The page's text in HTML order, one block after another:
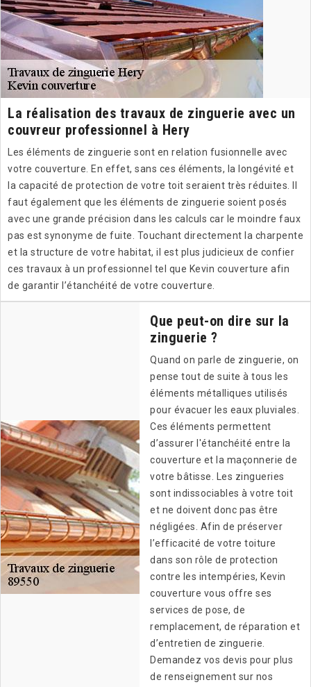
La réalisation des travaux de zinguerie avec un
couvreur professionnel à Hery
Les éléments de zinguerie sont en relation fusionnelle avec
votre couverture. En effet, sans ces éléments, la longévité et
la capacité de protection de votre toit seraient très réduites. Il
faut également que les éléments de zinguerie soient posés
avec une grande précision dans les calculs car le moindre faux
pas est synonyme de fuite. Touchant directement la charpente
et la structure de votre habitat, il est plus judicieux de confier
ces travaux à un professionnel tel que Kevin couverture afin
de garantir l’étanchéité de votre couverture.
Que peut-on dire sur la
zinguerie ?
Quand on parle de zinguerie, on
pense tout de suite à tous les
éléments métalliques utilisés
pour évacuer les eaux pluviales.
Ces éléments permettent
d’assurer l'étanchéité entre la
couverture et la maçonnerie de
votre bâtisse. Les zingueries
sont indissociables à votre toit
et ne doivent donc pas être
négligées. Afin de préserver
l’efficacité de votre toiture
dans son rôle de protection
contre les intempéries, Kevin
couverture vous offre ses
services de pose, de
remplacement, de réparation et
d’entretien de zinguerie.
Demandez vos devis pour plus
de renseignement sur nos